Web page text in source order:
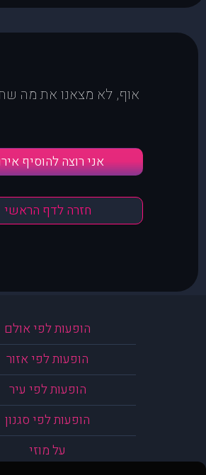
אוף, לא מצאנו את מה
אני רוצה להוסיף
חזרה לדף הראשי
הופעות לפי אולם
הופעות לפי אזור
הופעות לפי עיר
הופעות לפי סגנון
על מוזי